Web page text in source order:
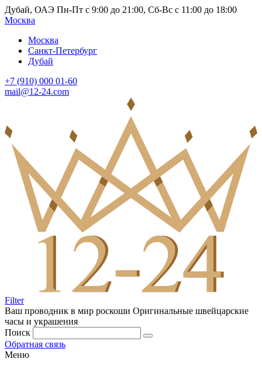
Дубай, ОАЭ Пн-Пт с 9:00 до 21:00, Сб-Вс с 11:00 до 18:00
Москва
Москва
Санкт-Петербург
Дубай
+7 (910) 000 01-60
mail@12-24.com
Filter
Ваш проводник в мир роскоши Оригинальные швейцарские
часы и украшения
Поиск
Обратная связь
Меню